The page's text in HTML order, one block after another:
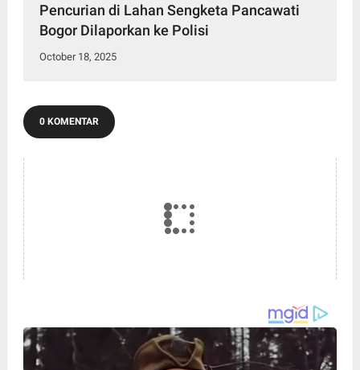
Pencurian di Lahan Sengketa Pancawati
Bogor Dilaporkan ke Polisi
October 18, 2025
0 KOMENTAR